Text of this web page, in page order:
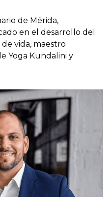
de Mérida,
en el desarrollo del
vida, maestro
Yoga Kundalini y